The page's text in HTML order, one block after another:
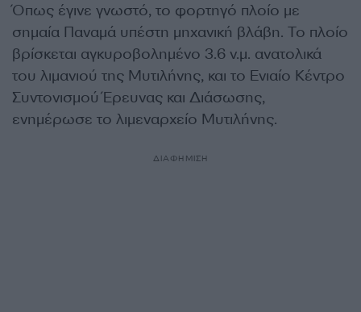
Όπως έγινε γνωστό, το φορτηγό πλοίο με
σημαία Παναμά υπέστη μηχανική βλάβη. Το πλοίο
βρίσκεται αγκυροβολημένο 3.6 ν.μ. ανατολικά
του λιμανιού της Μυτιλήνης, και το Ενιαίο Κέντρο
Συντονισμού Έρευνας και Διάσωσης,
ενημέρωσε το λιμεναρχείο Μυτιλήνης.
ΔΙΑΦΗΜΙΣΗ